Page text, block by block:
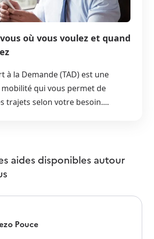
où vous voulez et quand
à la Demande (TAD) est une
qui vous permet de
trajets selon votre besoin....
aides disponibles autour
Pouce